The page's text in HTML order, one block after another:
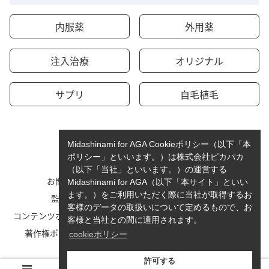
内服薬 外用薬
注入治療 オリジナル
サプリ 自毛植毛
お問い合わせ
運営者情報
監修者一覧
cookieポリシーについて
コンテンツポリシーと運営指針
利用規約
著作権ポリシー/免責事項
サイトマップ
Midashinami for AGA Cookieポリシー（以下「本
ポリシー」といいます。）は株式会社ピカパカ
（以下「当社」といいます。）の運営する
Midashinami for AGA（以下「本サイト」といい
ます。）をご利用いただく際に当社が取得するお
客様のデータの取扱いについて定めるもので、お
客様と当社との間に適用されます。
cookieポリシー
許可する